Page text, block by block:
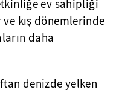
ev sahipliği
kış dönemlerinde
daha
denizde yelken